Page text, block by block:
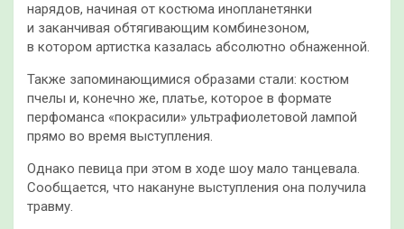
нарядов, начиная от костюма инопланетянки
и заканчивая обтягивающим комбинезоном,
в котором артистка казалась абсолютно обнаженной.
Также запоминающимися образами стали: костюм
пчелы и, конечно же, платье, которое в формате
перфоманса «покрасили» ультрафиолетовой лампой
прямо во время выступления.
Однако певица при этом в ходе шоу мало танцевала.
Сообщается, что накануне выступления она получила
травму.